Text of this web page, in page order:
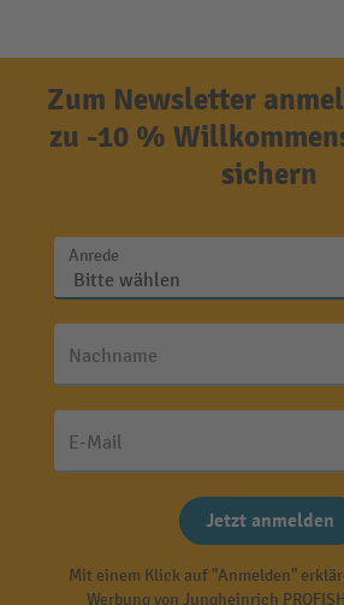
Zum Newsletter
zu -10 %
sichern
Anrede
Nachname
E-Mail
Jetzt anmelden
Mit einem Klick auf "Anmelden"
Werbung von Jungheinrich